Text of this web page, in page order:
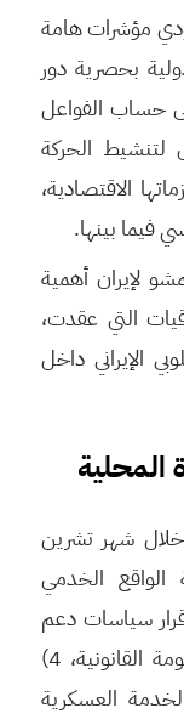
مؤشرات هامة
بحصرية دور
حساب الفواعل
لتنشيط الحركة
الاقتصادية،
فيما بينها.
لإيران أهمية
التي عقدت،
الإيراني داخل
المحلية
شهر تشرين
1) متابعة الواقع الخدمي
في عدد من المحافظات، 2) إقرار سياسات دعم
للفلاحين المتضررين، 3) تحديث المنظومة القانونية، 4)
العسكرية